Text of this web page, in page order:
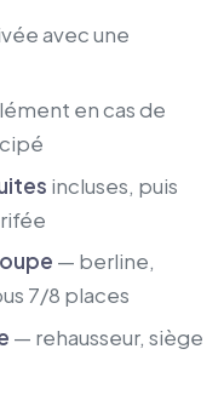
avec une
en cas de
incluses, puis
— berline,
7/8 places
— rehausseur, siège